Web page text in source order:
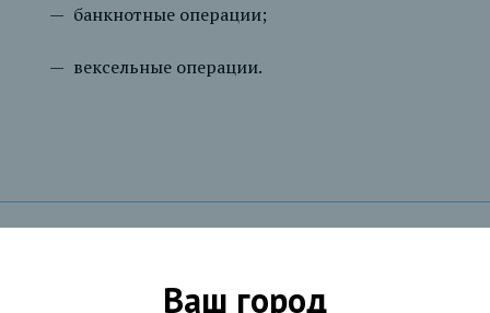
банкнотные операции;
вексельные операции.
Ваш город